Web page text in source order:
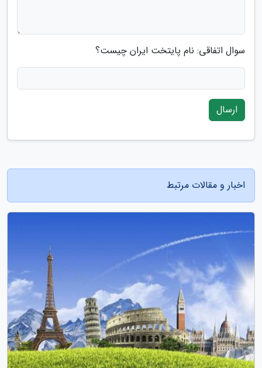
سوال اتفاقی: نام پایتخت ایران چیست؟
ارسال
اخبار و مقالات مرتبط